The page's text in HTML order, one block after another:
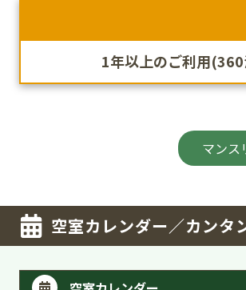
1年以上のご利用
マンス
空室カレンダー／カンタ